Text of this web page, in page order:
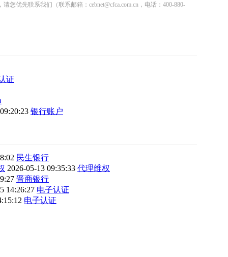
优先联系我们（联系邮箱：cebnet@cfca.com.cn，电话：400-880-
证
银行账户
民生银行
2026-05-13 09:35:33 代理维权
晋商银行
14:26:27 电子认证
电子认证